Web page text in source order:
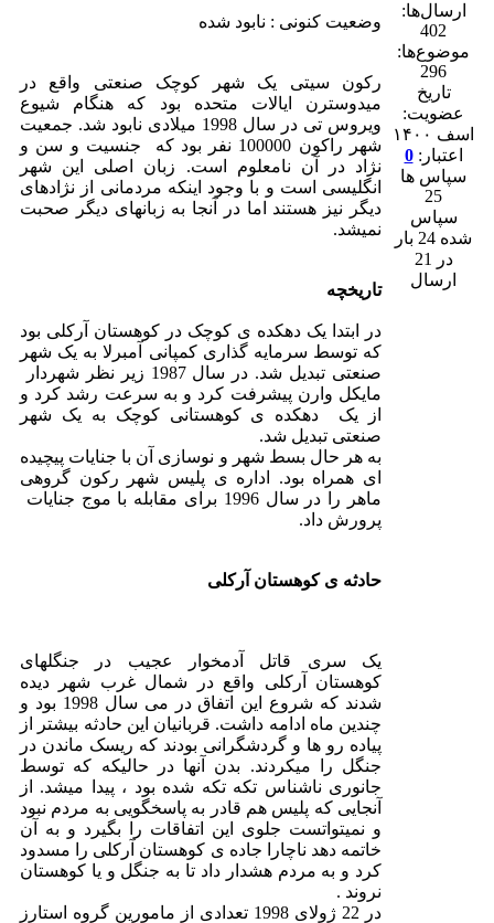
ارسال‌ها:
402
موضوع‌ها:
296
تاریخ
عضویت:
اسف ۱۴۰۰
اعتبار:0
سپاس ها
25
سپاس
شده 24 بار
در 21
ارسال
وضعیت کنونی : نابود شده
رکون سیتی یک شهر کوچک صنعتی واقع در
میدوسترن ایالات متحده بود که هنگام شیوع
ویروس تی در سال 1998 میلادی نابود شد. جمعیت
شهر راکون 100000 نفر بود که جنسیت و سن و
نژاد در آن نامعلوم است. زبان اصلی این شهر
انگلیسی است و با وجود اینکه مردمانی از نژادهای
دیگر نیز هستند اما در آنجا به زبانهای دیگر صحبت
نمیشد.
تاریخچه
در ابتدا یک دهکده ی کوچک در کوهستان آرکلی بود
که توسط سرمایه گذاری کمپانی آمبرلا به یک شهر
صنعتی تبدیل شد. در سال 1987 زیر نظر شهردار
مایکل وارن پیشرفت کرد و به سرعت رشد کرد و
از یک دهکده ی کوهستانی کوچک به یک شهر
صنعتی تبدیل شد.
به هر حال بسط شهر و نوسازی آن با جنایات پیچیده
ای همراه بود. اداره ی پلیس شهر رکون گروهی
ماهر را در سال 1996 برای مقابله با موج جنایات
پرورش داد.
حادثه ی کوهستان آرکلی
یک سری قاتل آدمخوار عجیب در جنگلهای
کوهستان آرکلی واقع در شمال غرب شهر دیده
شدند که شروع این اتفاق در می سال 1998 بود و
چندین ماه ادامه داشت. قربانیان این حادثه بیشتر از
پیاده رو ها و گردشگرانی بودند که ریسک ماندن در
جنگل را میکردند. بدن آنها در حالیکه که توسط
جانوری ناشناس تکه تکه شده بود ، پیدا میشد. از
آنجایی که پلیس هم قادر به پاسخگویی به مردم نبود
و نمیتواتست جلوی این اتفاقات را بگیرد و به آن
خاتمه دهد ناچارا جاده ی کوهستان آرکلی را مسدود
کرد و به مردم هشدار داد تا به جنگل و یا کوهستان
نروند .
در 22 ژولای 1998 تعدادی از مامورین گروه استارز